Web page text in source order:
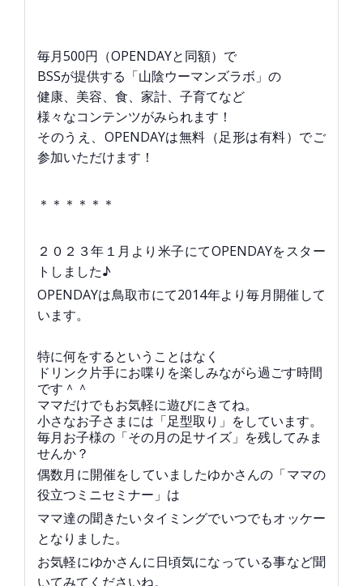
毎月500円（OPENDAYと同額）で
BSSが提供する「山陰ウーマンズラボ」の
健康、美容、食、家計、子育てなど
様々なコンテンツがみられます！
そのうえ、OPENDAYは無料（足形は有料）でご
参加いただけます ！
＊＊＊＊＊＊
２０２３年１月より米子にてOPENDAYをスター
トしました♪
OPENDAYは鳥取市にて2014年より毎月開催して
います。
特に何をするということはなく
ドリンク片手にお喋りを楽しみながら過ごす時間
です＾＾
ママだけでもお気軽に遊びにきてね。
小さなお子さまには「足型取り」をしています。
毎月お子様の「その月の足サイズ」を残してみま
せんか？
偶数月に開催をしていましたゆかさんの「ママの
役立つミニセミナー」は
ママ達の聞きたいタイミングでいつでもオッケー
となりました。
お気軽にゆかさんに日頃気になっている事など聞
いてみてくださいね。